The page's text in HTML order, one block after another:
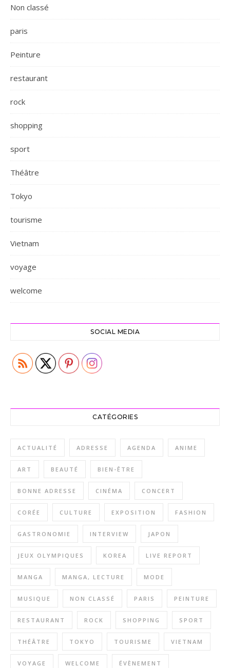
Non classé
paris
Peinture
restaurant
rock
shopping
sport
Théâtre
Tokyo
tourisme
Vietnam
voyage
welcome
SOCIAL MEDIA
CATÉGORIES
ACTUALITÉ ADRESSE AGENDA ANIME
ART BEAUTÉ BIEN-ÊTRE
BONNE ADRESSE CINÉMA CONCERT
CORÉE CULTURE EXPOSITION FASHION
GASTRONOMIE INTERVIEW JAPON
JEUX OLYMPIQUES KOREA LIVE REPORT
MANGA MANGA, LECTURE MODE
MUSIQUE NON CLASSÉ PARIS PEINTURE
RESTAURANT ROCK SHOPPING SPORT
THÉÂTRE TOKYO TOURISME VIETNAM
VOYAGE WELCOME ÉVÈNEMENT